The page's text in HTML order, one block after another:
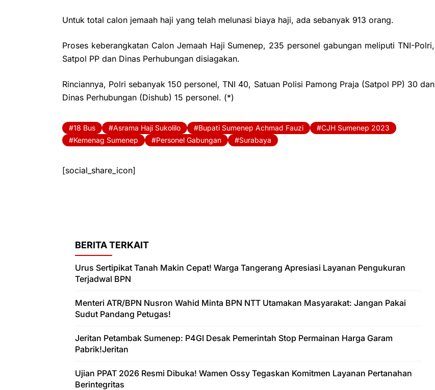
Untuk total calon jemaah haji yang telah melunasi biaya haji, ada sebanyak 913 orang.
Proses keberangkatan Calon Jemaah Haji Sumenep, 235 personel gabungan meliputi TNI-Polri,
Satpol PP dan Dinas Perhubungan disiagakan.
Rinciannya, Polri sebanyak 150 personel, TNI 40, Satuan Polisi Pamong Praja (Satpol PP) 30 dan
Dinas Perhubungan (Dishub) 15 personel. (*)
18 Bus Asrama Haji Sukolilo Bupati Sumenep Achmad Fauzi
CJH Sumenep 2023
Kemenag Sumenep
Personel Gabungan Surabaya
[social_share_icon]
BERITA TERKAIT
Urus Sertipikat Tanah Makin Cepat! Warga Tangerang Apresiasi Layanan Pengukuran
Terjadwal BPN
Menteri ATR/BPN Nusron Wahid Minta BPN NTT Utamakan Masyarakat: Jangan Pakai
Sudut Pandang Petugas!
Jeritan Petambak Sumenep: P4GI Desak Pemerintah Stop Permainan Harga Garam
Pabrik!Jeritan
Ujian PPAT 2026 Resmi Dibuka! Wamen Ossy Tegaskan Komitmen Layanan Pertanahan
Berintegritas